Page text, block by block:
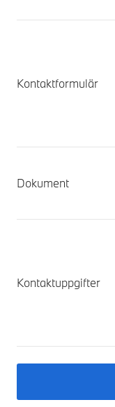
Kontaktformulär
Dokument
Kontaktuppgifter